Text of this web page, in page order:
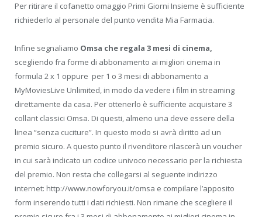
Per ritirare il cofanetto omaggio Primi Giorni Insieme è sufficiente
richiederlo al personale del punto vendita Mia Farmacia.
Infine segnaliamo Omsa che regala 3 mesi di cinema,
scegliendo fra forme di abbonamento ai migliori cinema in
formula 2 x 1 oppure per 1 o 3 mesi di abbonamento a
MyMoviesLive Unlimited, in modo da vedere i film in streaming
direttamente da casa. Per ottenerlo è sufficiente acquistare 3
collant classici Omsa. Di questi, almeno una deve essere della
linea “senza cuciture”. In questo modo si avrà diritto ad un
premio sicuro. A questo punto il rivenditore rilascerà un voucher
in cui sarà indicato un codice univoco necessario per la richiesta
del premio. Non resta che collegarsi al seguente indirizzo
internet: http://www.nowforyou.it/omsa e compilare l’apposito
form inserendo tutti i dati richiesti. Non rimane che scegliere il